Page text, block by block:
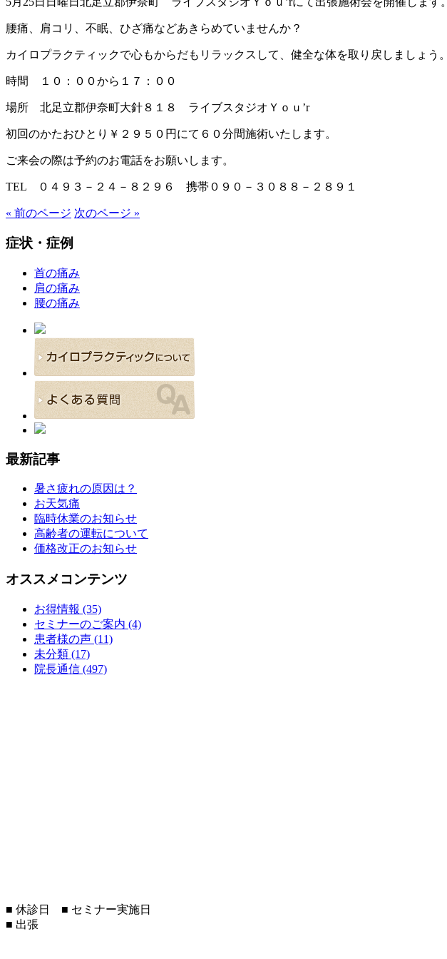
腰痛、肩コリ、不眠、ひざ痛などあきらめていませんか？
カイロプラクティックで心もからだもリラックスして、健全な体を取り戻しましょう。
時間 １０：００から１７：００
場所 北足立郡伊奈町大針８１８ ライブスタジオＹｏｕ’r
初回のかたおひとり￥２９５０円にて６０分間施術いたします。
ご来会の際は予約のお電話をお願いします。
TEL ０４９３－２４－８２９６ 携帯０９０－３０８８－２８９１
« 前のページ 次のページ »
症状・症例
首の痛み
肩の痛み
腰の痛み
最新記事
暑さ疲れの原因は？
お天気痛
臨時休業のお知らせ
高齢者の運転について
価格改正のお知らせ
オススメコンテンツ
お得情報 (35)
セミナーのご案内 (4)
患者様の声 (11)
未分類 (17)
院長通信 (497)
■ 休診日 ■ セミナー実施日
■ 出張